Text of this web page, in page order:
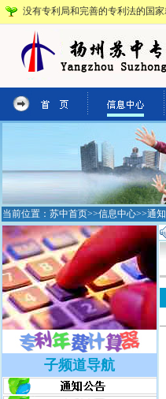
没有专利局和完善的专利法的国
当前位置： 苏中首页>>信息中心>>通
子频道导航